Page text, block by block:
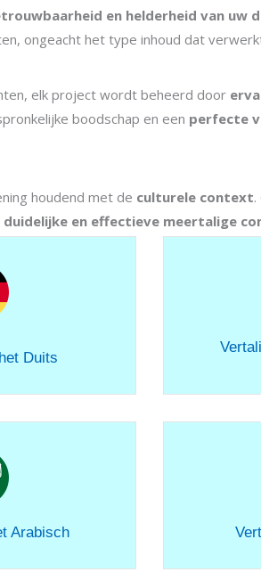
en helderheid van uw
ongeacht het type inhoud dat
elk project wordt beheerd door
boodschap en een perfecte
houdend met de culturele context
duidelijke en effectieve meertalige
Duits
Arabisch